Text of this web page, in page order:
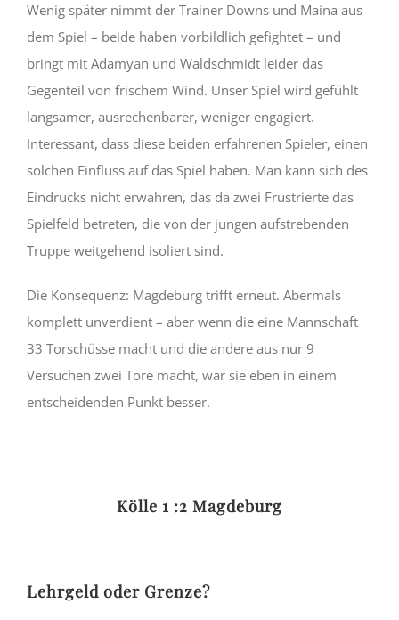
Wenig später nimmt der Trainer Downs und Maina aus
dem Spiel – beide haben vorbildlich gefightet – und
bringt mit Adamyan und Waldschmidt leider das
Gegenteil von frischem Wind. Unser Spiel wird gefühlt
langsamer, ausrechenbarer, weniger engagiert.
Interessant, dass diese beiden erfahrenen Spieler, einen
solchen Einfluss auf das Spiel haben. Man kann sich des
Eindrucks nicht erwahren, das da zwei Frustrierte das
Spielfeld betreten, die von der jungen aufstrebenden
Truppe weitgehend isoliert sind.
Die Konsequenz: Magdeburg trifft erneut. Abermals
komplett unverdient – aber wenn die eine Mannschaft
33 Torschüsse macht und die andere aus nur 9
Versuchen zwei Tore macht, war sie eben in einem
entscheidenden Punkt besser.
Kölle 1 :2 Magdeburg
Lehrgeld oder Grenze?